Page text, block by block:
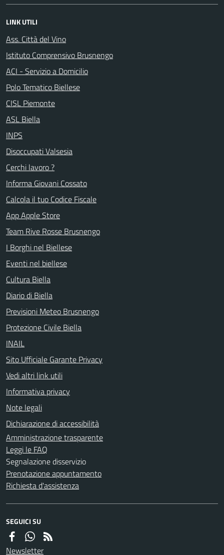
LINK UTILI
Ass. Città del Vino
Istituto Comprensivo Brusnengo
ACI - Servizio a Domicilio
Polo Tematico Biellese
CISL Piemonte
ASL Biella
INPS
Disoccupati Valsesia
Cerchi lavoro ?
Informa Giovani Cossato
Calcola il tuo Codice Fiscale
App Apple Store
Team Rive Rosse Brusnengo
I Borghi nel Biellese
Eventi nel biellese
Cultura Biella
Diario di Biella
Previsioni Meteo Brusnengo
Protezione Civile Biella
INAIL
Sito Ufficiale Garante Privacy
Vedi altri link utili
Informativa privacy
Note legali
Dichiarazione di accessibilità
Amministrazione trasparente
Leggi le FAQ
Segnalazione disservizio
Prenotazione appuntamento
Richiesta d'assistenza
SEGUICI SU
Newsletter